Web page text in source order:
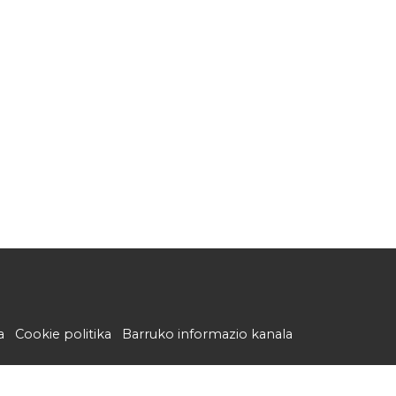
Cookie politika Barruko informazio kanala